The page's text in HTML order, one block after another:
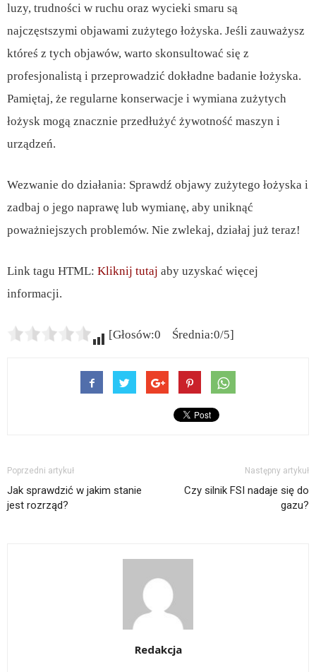
luzy, trudności w ruchu oraz wycieki smaru są
najczęstszymi objawami zużytego łożyska. Jeśli zauważysz
któreś z tych objawów, warto skonsultować się z
profesjonalistą i przeprowadzić dokładne badanie łożyska.
Pamiętaj, że regularne konserwacje i wymiana zużytych
łożysk mogą znacznie przedłużyć żywotność maszyn i
urządzeń.
Wezwanie do działania: Sprawdź objawy zużytego łożyska i
zadbaj o jego naprawę lub wymianę, aby uniknąć
poważniejszych problemów. Nie zwlekaj, działaj już teraz!
Link tagu HTML: Kliknij tutaj aby uzyskać więcej
informacji.
[Głosów:0 Średnia:0/5]
Poprzedni artykuł
Jak sprawdzić w jakim stanie
jest rozrząd?
Następny artykuł
Czy silnik FSI nadaje się do
gazu?
Redakcja